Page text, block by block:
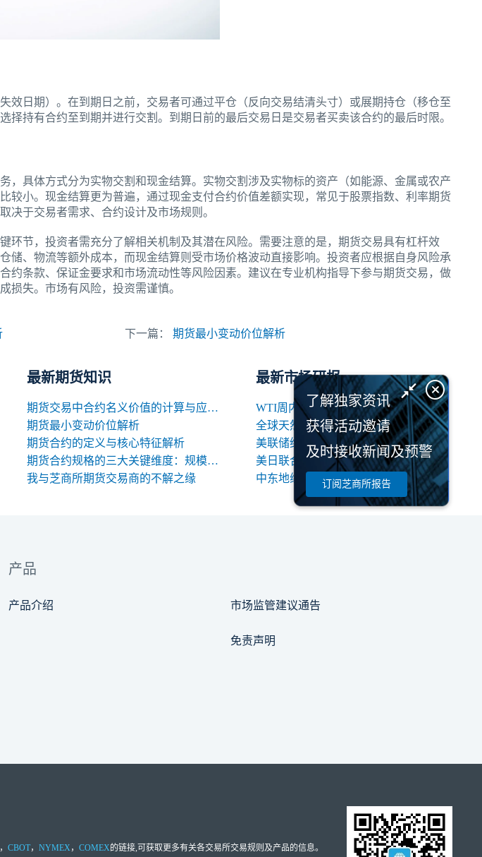
效日期）。在到期日之前，交易者可通过平仓（反向交易结清头寸）或展期持仓（移仓至
择持有合约至到期并进行交割。到期日前的最后交易日是交易者买卖该合约的最后时限。
，具体方式分为实物交割和现金结算。实物交割涉及实物标的资产（如能源、金属或农产
较小。现金结算更为普遍，通过现金支付合约价值差额实现，常见于股票指数、利率期货
决于交易者需求、合约设计及市场规则。
环节，投资者需充分了解相关机制及其潜在风险。需要注意的是，期货交易具有杠杆效
储、物流等额外成本，而现金结算则受市场价格波动直接影响。投资者应根据自身风险承
约条款、保证金要求和市场流动性等风险因素。建议在专业机构指导下参与期货交易，做
损失。市场有风险，投资需谨慎。
下一篇： 期货最小变动价位解析
最新期货知识
期货交易中合约名义价值的计算与应用解析
期货最小变动价位解析
期货合约的定义与核心特征解析
期货合约规格的三大关键维度：规模、交割与标准化
我与芝商所期货交易商的不解之缘
最新市场研报
WTI周内回落逾10%，OPEC+增产信号背后的多空暗涌
全球天然气市场8月关键变量：地缘、天气与库存
美联储维持利率，重新定价
美日联合介入外汇市场: 政策动因与中长期影响
中东地缘局势不确定性增加 国际油价高位震荡
了解独家资讯
获得活动邀请
及时接收新闻及预警
订阅芝商所报告
产品
产品介绍 市场监管建议通告
免责声明
， CBOT， NYMEX ， COMEX的链接,可获取更多有关各交易所交易规则及产品的信息。